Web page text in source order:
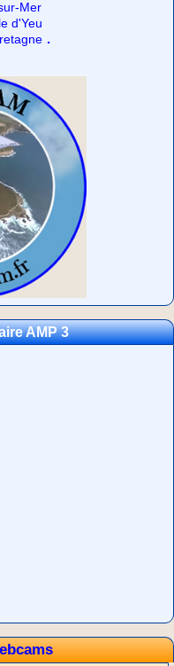
Mer
d'Yeu
.
AMP 3